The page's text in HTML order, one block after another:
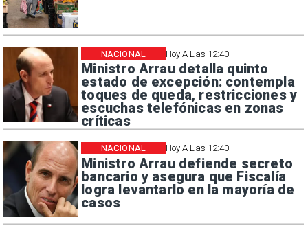
Hoy A Las 12:40
Ministro Arrau detalla quinto
estado de excepción: contempla
toques de queda, restricciones y
escuchas telefónicas en zonas
críticas
NACIONAL
Hoy A Las 12:40
Ministro Arrau defiende secreto
bancario y asegura que Fiscalía
logra levantarlo en la mayoría de
casos
NACIONAL